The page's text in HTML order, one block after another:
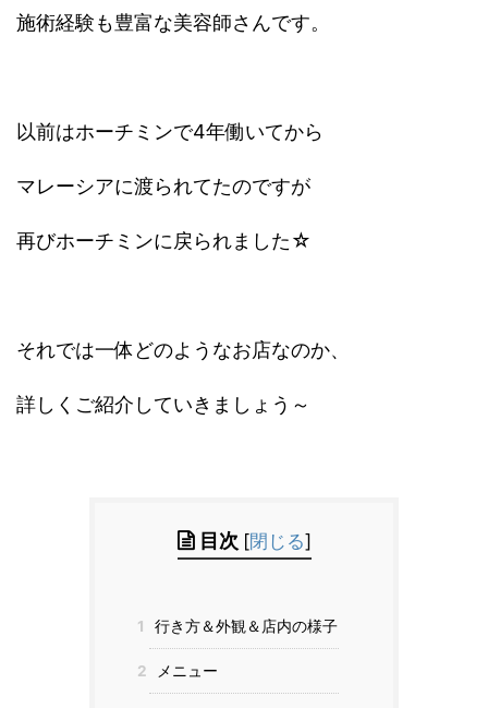
施術経験も豊富な美容師さんです。
以前はホーチミンで4年働いてから
マレーシアに渡られてたのですが
再びホーチミンに戻られました☆
それでは一体どのようなお店なのか、
詳しくご紹介していきましょう～
目次 [閉じる]
1 行き方＆外観＆店内の様子
2 メニュー